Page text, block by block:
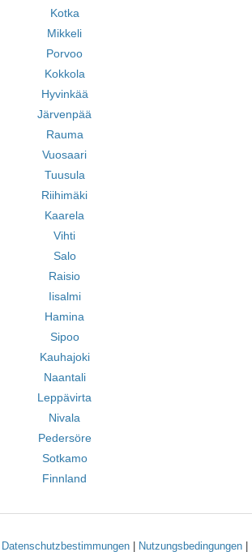
Kotka
Mikkeli
Porvoo
Kokkola
Hyvinkää
Järvenpää
Rauma
Vuosaari
Tuusula
Riihimäki
Kaarela
Vihti
Salo
Raisio
Iisalmi
Hamina
Sipoo
Kauhajoki
Naantali
Leppävirta
Nivala
Pedersöre
Sotkamo
Finnland
Datenschutzbestimmungen| Nutzungsbedingungen|